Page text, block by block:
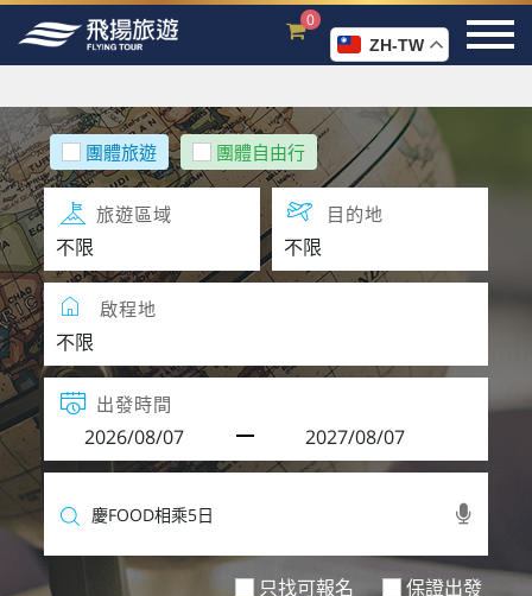
0
ZH-TW
團體旅遊 團體自由行
旅遊區域 目的地
啟程地
出發時間
只找可報名 保證出發